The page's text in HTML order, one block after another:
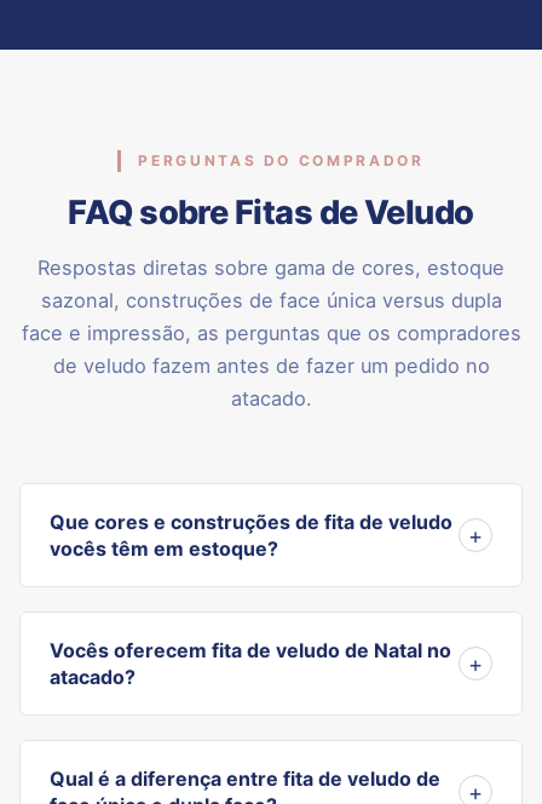
PERGUNTAS DO COMPRADOR
FAQ sobre Fitas de Veludo
Respostas diretas sobre gama de cores, estoque
sazonal, construções de face única versus dupla
face e impressão, as perguntas que os compradores
de veludo fazem antes de fazer um pedido no
atacado.
Que cores e construções de fita de veludo
vocês têm em estoque?
Vocês oferecem fita de veludo de Natal no
atacado?
Qual é a diferença entre fita de veludo de